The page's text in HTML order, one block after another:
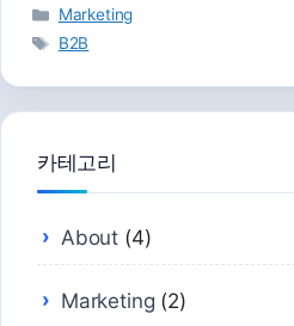
카
테
리
Marketing
태
B2B
카테고리
About (4)
Marketing (2)